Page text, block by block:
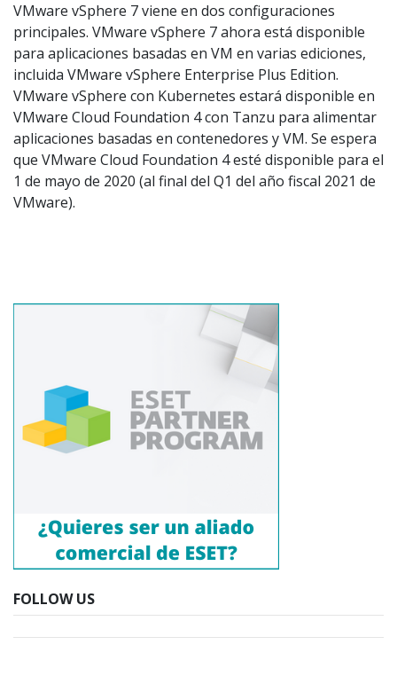
VMware vSphere 7 viene en dos configuraciones
principales. VMware vSphere 7 ahora está disponible
para aplicaciones basadas en VM en varias ediciones,
incluida VMware vSphere Enterprise Plus Edition.
VMware vSphere con Kubernetes estará disponible en
VMware Cloud Foundation 4 con Tanzu para alimentar
aplicaciones basadas en contenedores y VM. Se espera
que VMware Cloud Foundation 4 esté disponible para el
1 de mayo de 2020 (al final del Q1 del año fiscal 2021 de
VMware).
FOLLOW US